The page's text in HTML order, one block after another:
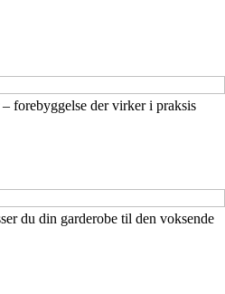
forebyggelse der virker i praksis
du din garderobe til den voksende